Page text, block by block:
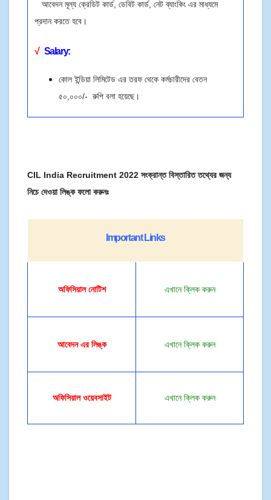
আবেদন মূল্য ক্রেডিট কার্ড, ডেবিট কার্ড, নেট ব্যাংকিং এর মাধ্যমে
প্রদান করতে হবে।
√ Salary:
কোল ইন্ডিয়া লিমিটেড এর তরফ থেকে কর্মচারীদের বেতন
৫০,০০০/- রুপি বলা হয়েছে।
CIL India Recruitment 2022 সংক্রান্ত বিস্তারিত তথ্যের জন্য
নিচে দেওয়া লিঙ্ক ফলো করুনঃ
Important Links
অফিসিয়ালনোটিশ এখানে ক্লিক করুন
আবেদন এর লিঙ্ক এখানে ক্লিক করুন
অফিসিয়াল ওয়েবসাইট এখানে ক্লিক করুন